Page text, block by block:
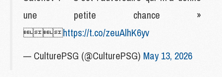
une petite chance »
https://t.co/zeuAlhK6yv
— CulturePSG (@CulturePSG) May 13, 2026